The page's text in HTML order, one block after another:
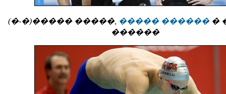
(�-�)����� �����, ����� �������
������